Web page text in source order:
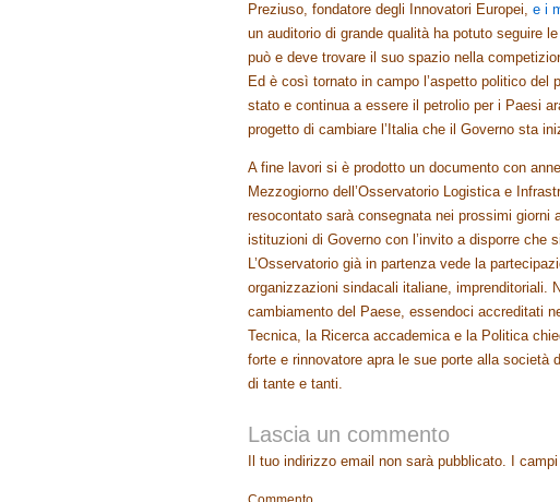
Preziuso, fondatore degli Innovatori Europei, e i
un auditorio di grande qualità ha potuto seguire
può e deve trovare il suo spazio nella
Ed è così tornato in campo l’aspetto politico del
stato e continua a essere il petrolio per i Paesi
progetto di cambiare l’Italia che il Governo sta
A fine lavori si è prodotto un documento con
Mezzogiorno dell’Osservatorio Logistica e
resocontato sarà consegnata nei prossimi
istituzioni di Governo con l’invito a disporre che
L’Osservatorio già in partenza vede la
organizzazioni sindacali italiane, imprenditoriali.
cambiamento del Paese, essendoci accreditati
Tecnica, la Ricerca accademica e la Politica
forte e rinnovatore apra le sue porte alla società
di tante e tanti.
Lascia un commento
Il tuo indirizzo email non sarà pubblicato. I